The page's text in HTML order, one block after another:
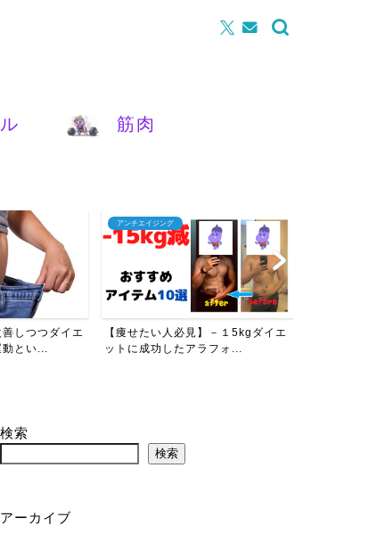
筋肉
善しつつダイエ
動とい...
アンチエイジング
【痩せたい人必見】－１5kgダイエ
ットに成功したアラフォ...
検索
検索
アーカイブ